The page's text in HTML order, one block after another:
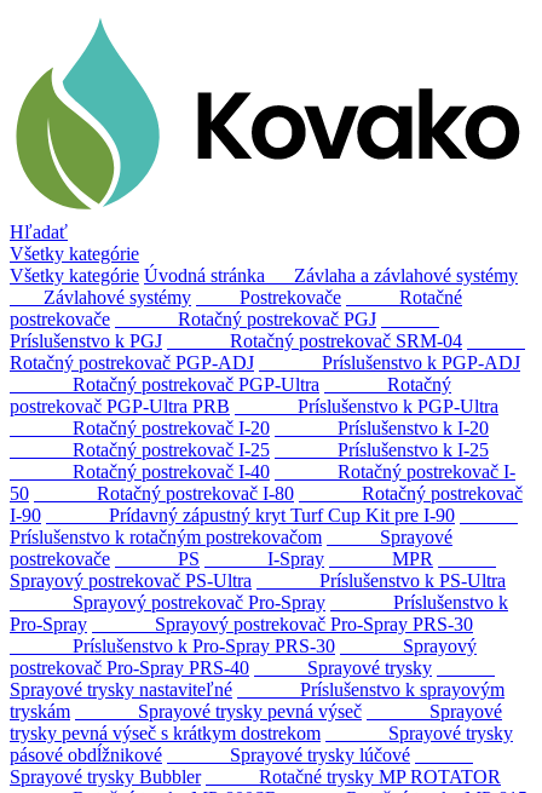
Hľadať
Všetky kategórie
Všetky kategórie Úvodná stránka
Závlaha a závlahové systémy
Závlahové systémy
Postrekovače
Rotačné
postrekovače
Rotačný postrekovač PGJ
Príslušenstvo k PGJ
Rotačný postrekovač SRM-04
Rotačný postrekovač PGP-ADJ
Príslušenstvo k PGP-ADJ
Rotačný postrekovač PGP-Ultra
Rotačný
postrekovač PGP-Ultra PRB
Príslušenstvo k PGP-Ultra
Rotačný postrekovač I-20
Príslušenstvo k I-20
Rotačný postrekovač I-25
Príslušenstvo k I-25
Rotačný postrekovač I-40
Rotačný postrekovač I-
50
Rotačný postrekovač I-80
Rotačný postrekovač
I-90
Prídavný zápustný kryt Turf Cup Kit pre I-90
Príslušenstvo k rotačným postrekovačom
Sprayové
postrekovače
PS I-Spray
MPR
Sprayový postrekovač PS-Ultra
Príslušenstvo k PS-Ultra
Sprayový postrekovač Pro-Spray
Príslušenstvo k
Pro-Spray
Sprayový postrekovač Pro-Spray PRS-30
Príslušenstvo k Pro-Spray PRS-30
Sprayový
postrekovač Pro-Spray PRS-40
Sprayové trysky
Sprayové trysky nastaviteľné
Príslušenstvo k sprayovým
tryskám
Sprayové trysky pevná výseč
Sprayové
trysky pevná výseč s krátkym dostrekom
Sprayové trysky
pásové obdĺžnikové
Sprayové trysky lúčové
Sprayové trysky Bubbler
Rotačné trysky MP ROTATOR